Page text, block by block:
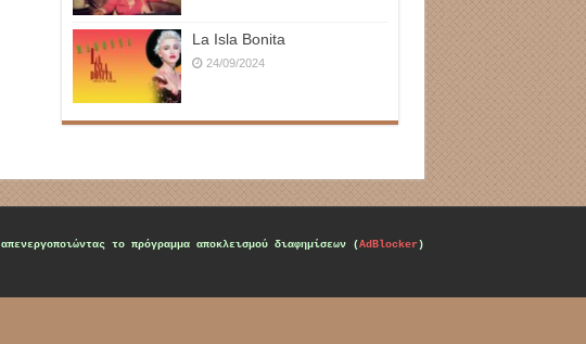
La Isla Bonita
24/09/2024
απενεργοποιώντας το πρόγραμμα αποκλεισμού διαφημίσεων (AdBlocker)